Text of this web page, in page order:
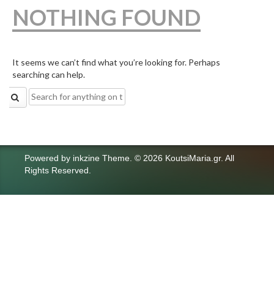
NOTHING FOUND
It seems we can’t find what you’re looking for. Perhaps
searching can help.
Search
for:
Powered by inkzine Theme © 2026 KoutsiMaria.gr. All
Rights Reserved.